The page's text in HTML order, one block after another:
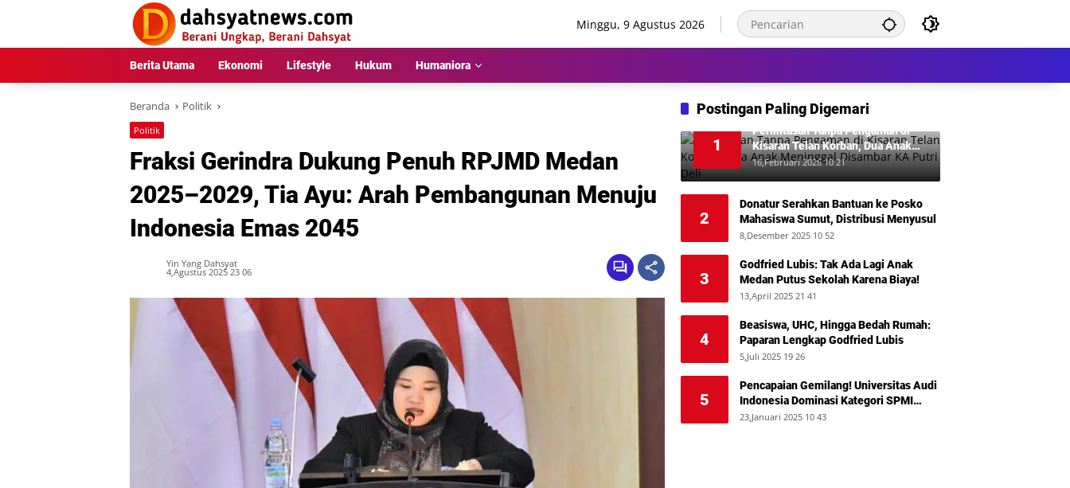
Minggu, 9 Agustus 2026
Berita Utama Ekonomi Lifestyle Hukum Humaniora
Beranda Politik
Politik
Fraksi Gerindra Dukung Penuh RPJMD Medan
2025–2029, Tia Ayu: Arah Pembangunan Menuju
Indonesia Emas 2045
Yin Yang Dahsyat
4,Agustus 2025 23 06
Postingan Paling Digemari
1
Perlintasan Tanpa Pengaman di
Kisaran Telan Korban, Dua Anak
Meninggal Disambar KA Putri Deli
16,Februari 2026 10 21
2
Donatur Serahkan Bantuan ke Posko
Mahasiswa Sumut, Distribusi Menyusul
8,Desember 2025 10 52
3
Godfried Lubis: Tak Ada Lagi Anak
Medan Putus Sekolah Karena Biaya!
13,April 2025 21 41
4
Beasiswa, UHC, Hingga Bedah Rumah:
Paparan Lengkap Godfried Lubis
5,Juli 2025 19 26
5
Pencapaian Gemilang! Universitas Audi
Indonesia Dominasi Kategori SPMI
Terbaik 2024
23,Januari 2025 10 43